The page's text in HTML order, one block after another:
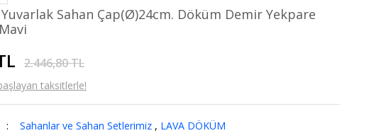
Sahan Çap(Ø)24cm. Döküm Demir Yekpare
2.446,80 TL
taksitlerle!
Sahanlar ve Sahan Setlerimiz , LAVA DÖKÜM